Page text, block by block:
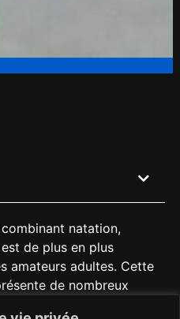
natation,
de plus en plus
amateurs adultes. Cette
de nombreux